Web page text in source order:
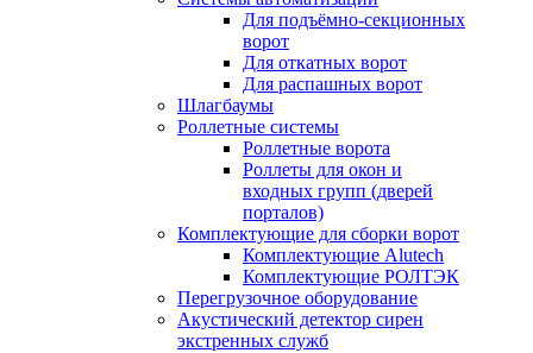
Для подъёмно-секционных
ворот
Для откатных ворот
Для распашных ворот
Шлагбаумы
Роллетные системы
Роллетные ворота
Роллеты для окон и
входных групп (дверей
порталов)
Комплектующие для сборки ворот
Комплектующие Alutech
Комплектующие РОЛТЭК
Перегрузочное оборудование
Акустический детектор сирен
экстренных служб